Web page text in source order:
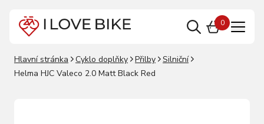
0
Hlavní stránka Cyklo doplňky Přilby
Silniční
Helma HJC Valeco 2.0 Matt Black Red